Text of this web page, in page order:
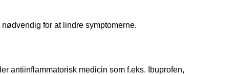
for at lindre symptomerne.
antiinflammatorisk medicin som f.eks. Ibuprofen,